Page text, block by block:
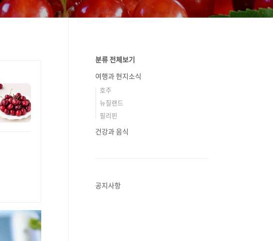
분류 전체보기
여행과 현지소식
호주
뉴질랜드
필리핀
건강과 음식
공지사항